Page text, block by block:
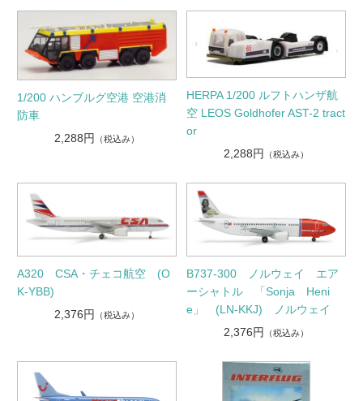
1/200 ハンブルグ空港 空港消
防車
2,288円
（税込み）
HERPA 1/200 ルフトハンザ航
空 LEOS Goldhofer AST-2 tract
or
2,288円
（税込み）
A320 CSA・チェコ航空 (O
K-YBB)
2,376円
（税込み）
B737-300 ノルウェイ エア
ーシャトル 「Sonja Heni
e」 (LN-KKJ) ノルウェイ
2,376円
（税込み）